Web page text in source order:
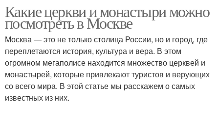
Какие церкви и монастыри можно
посмотреть в Москве
Москва — это не только столица России, но и город, где
переплетаются история, культура и вера. В этом
огромном мегаполисе находится множество церквей и
монастырей, которые привлекают туристов и верующих
со всего мира. В этой статье мы расскажем о самых
известных из них.